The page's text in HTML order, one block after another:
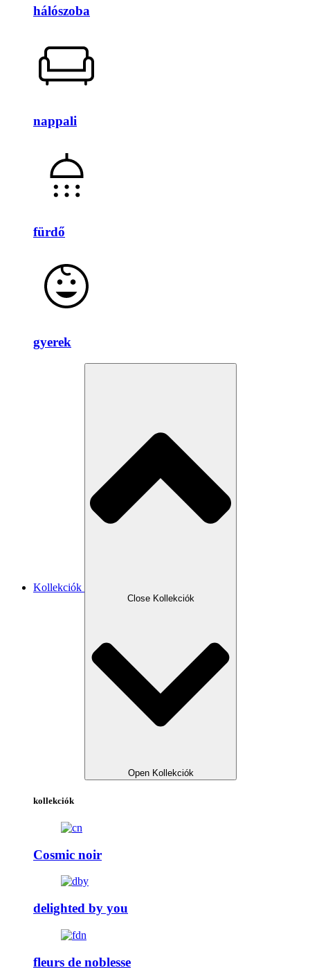
hálószoba
nappali
fürdő
gyerek
Kollekciók
Close Kollekciók
Open Kollekciók
kollekciók
Cosmic noir
delighted by you
fleurs de noblesse